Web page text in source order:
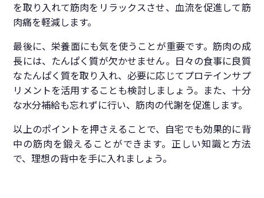
を取り入れて筋肉をリラックスさせ、血流を促進して筋
肉痛を軽減します。
最後に、栄養面にも気を使うことが重要です。筋肉の成
長には、たんぱく質が欠かせません。日々の食事に良質
なたんぱく質を取り入れ、必要に応じてプロテインサプ
リメントを活用することも検討しましょう。また、十分
な水分補給も忘れずに行い、筋肉の代謝を促進します。
以上のポイントを押さえることで、自宅でも効果的に背
中の筋肉を鍛えることができます。正しい知識と方法
で、理想の背中を手に入れましょう。